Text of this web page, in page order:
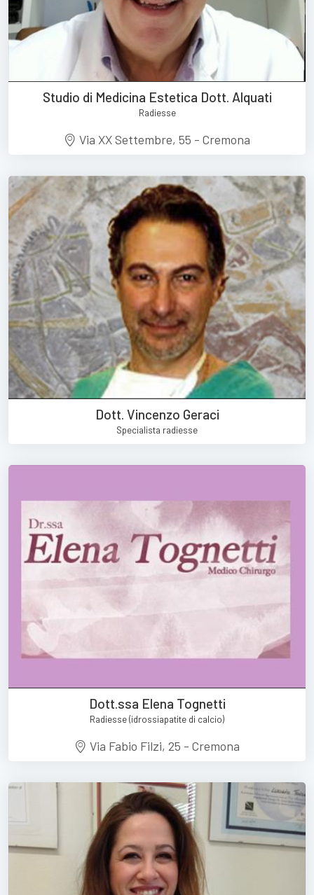
Studio di Medicina Estetica Dott. Alquati
Radiesse
Via XX Settembre, 55 - Cremona
Dott. Vincenzo Geraci
Specialista radiesse
Dott.ssa Elena Tognetti
Radiesse (idrossiapatite di calcio)
Via Fabio Filzi, 25 - Cremona